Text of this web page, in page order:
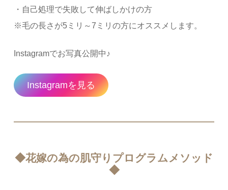
・自己処理で失敗して伸ばしかけの方
※毛の長さが5ミリ～7ミリの方にオススメします。
Instagramでお写真公開中♪
Instagramを見る
◆花嫁の為の肌守りプログラムメソッド
◆